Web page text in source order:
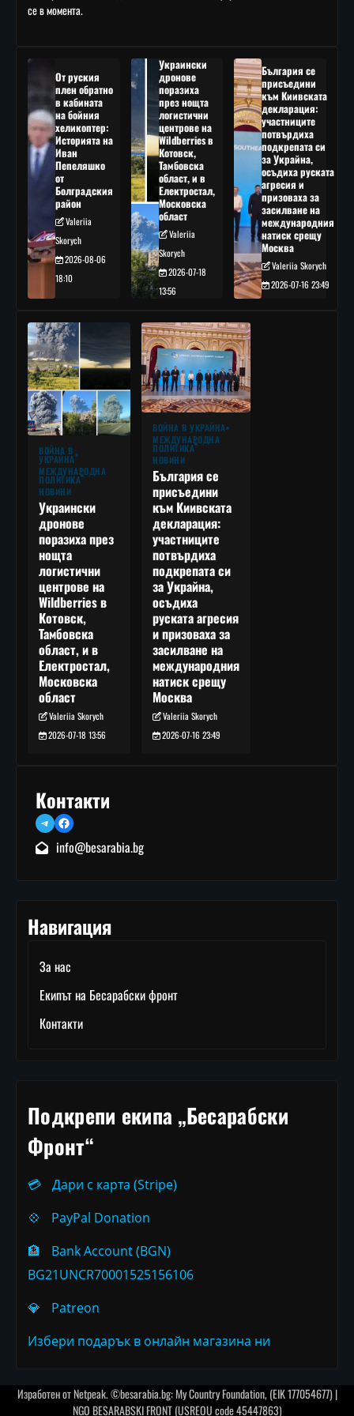
се в момента.
От руския
плен обратно
в кабината
на бойния
хеликоптер:
Историята на
Иван
Пепеляшко
от
Болградския
район
Valeriia
Skorych
2026-08-06
18:10
Украински
дронове
поразиха
през нощта
логистични
центрове на
Wildberries в
Котовск,
Тамбовска
област, и в
Електростал,
Московска
област
Valeriia
Skorych
2026-07-18
13:56
България се
присъедини
към Киивската
декларация:
участниците
потвърдиха
подкрепата си
за Украйна,
осъдиха руската
агресия и
призоваха за
засилване на
международния
натиск срещу
Москва
Valeriia Skorych
2026-07-16 23:49
ВОЙНА В
УКРАЙНА
МЕЖДУНАРОДНА
ПОЛИТИКА
НОВИНИ
Украински
дронове
поразиха през
нощта
логистични
центрове на
Wildberries в
Котовск,
Тамбовска
област, и в
Електростал,
Московска
област
Valeriia Skorych
2026-07-18 13:56
ВОЙНА В УКРАЙНА
МЕЖДУНАРОДНА
ПОЛИТИКА
НОВИНИ
България се
присъедини
към Киивската
декларация:
участниците
потвърдиха
подкрепата си
за Украйна,
осъдиха
руската агресия
и призоваха за
засилване на
международния
натиск срещу
Москва
Valeriia Skorych
2026-07-16 23:49
Контакти
TelegramFacebook
info@besarabia.bg
Навигация
За нас
Екипът на Бесарабски фронт
Контакти
Подкрепи екипа „Бесарабски
Фронт“
💳
Дари с карта (Stripe)
💠
PayPal Donation
🏦
Bank Account (BGN)
BG21UNCR70001525156106
💎
Patreon
Избери подарък в онлайн магазина ни
Изработен отNetpeak. ©besarabia.bg: My Country Foundation, (EIK 177054677) |
NGO BESARABSKI FRONT (USREOU code 45447863)